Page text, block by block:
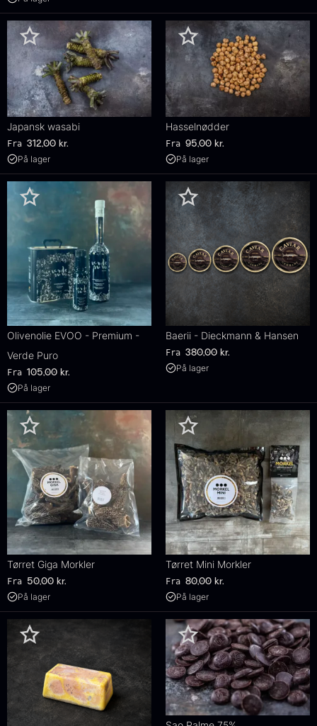
Japansk wasabi
Fra 312,00 kr.
På lager
Hasselnødder
Fra 95,00 kr.
På lager
Olivenolie EVOO - Premium -
Verde Puro
Fra 105,00 kr.
På lager
Baerii - Dieckmann & Hansen
Fra 380,00 kr.
På lager
Tørret Giga Morkler
Fra 50,00 kr.
På lager
Tørret Mini Morkler
Fra 80,00 kr.
På lager